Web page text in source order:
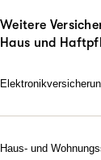
Weitere
Haus und
Bei uns können
Haus- und